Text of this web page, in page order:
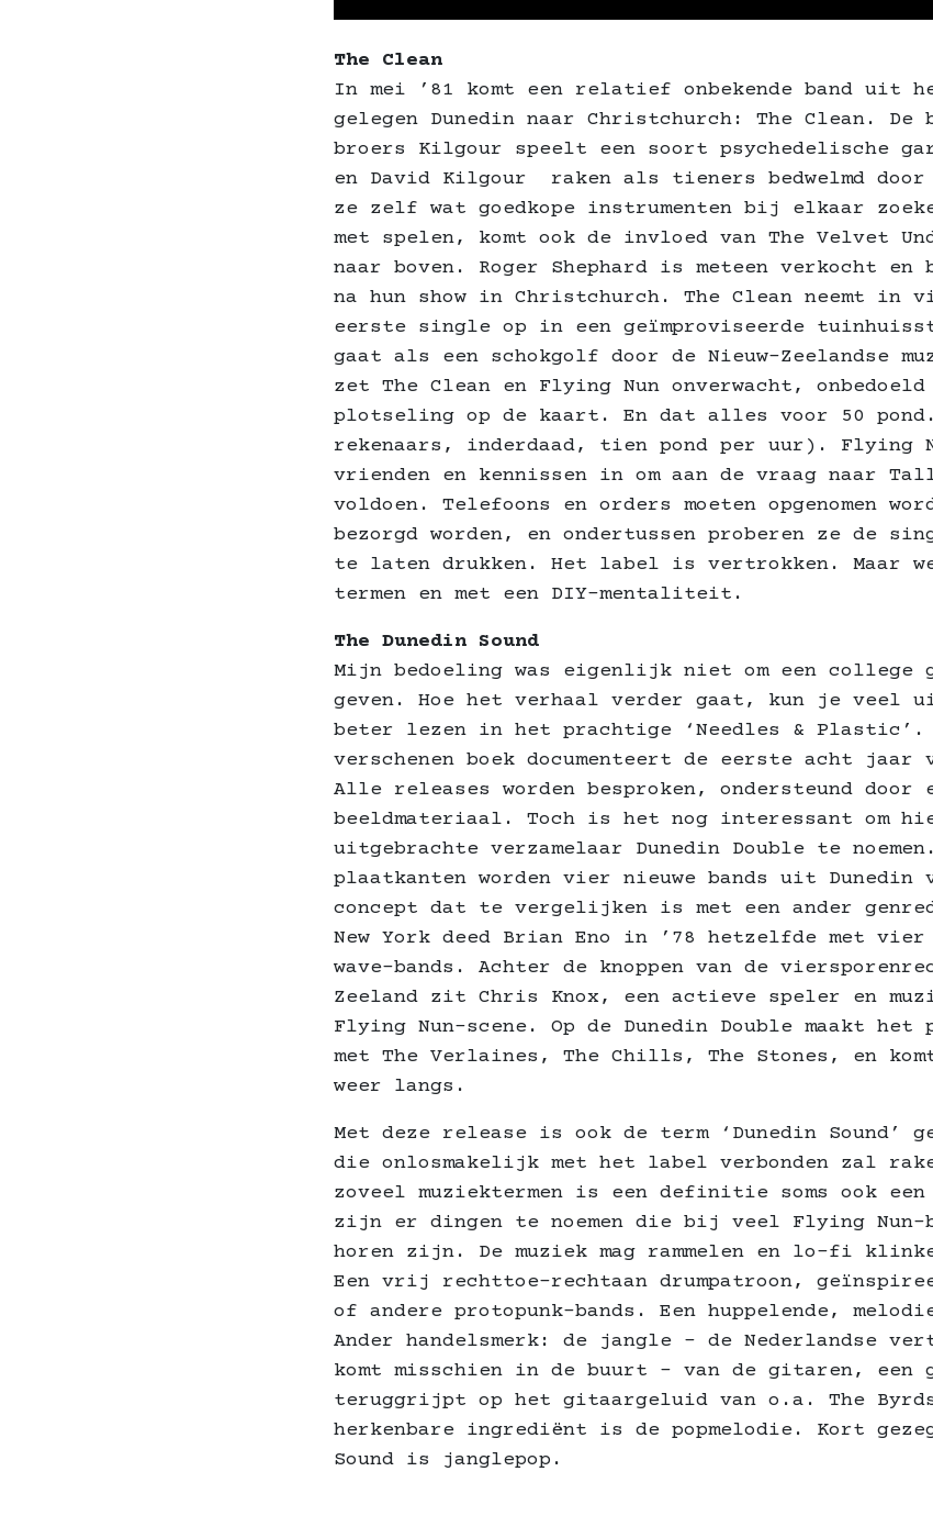
The Clean
In mei ’81 komt een relatief onbekende band uit
gelegen Dunedin naar Christchurch: The Clean. De
broers Kilgour speelt een soort psychedelische
en David Kilgour raken als tieners bedwelmd
ze zelf wat goedkope instrumenten bij elkaar
met spelen, komt ook de invloed van The Velvet
naar boven. Roger Shephard is meteen verkocht en
na hun show in Christchurch. The Clean neemt
eerste single op in een geïmproviseerde
gaat als een schokgolf door de Nieuw-Zeelandse
zet The Clean en Flying Nun onverwacht,
plotseling op de kaart. En dat alles voor 50
rekenaars, inderdaad, tien pond per uur). Flying
vrienden en kennissen in om aan de vraag naar
voldoen. Telefoons en orders moeten opgenomen
bezorgd worden, en ondertussen proberen ze de
te laten drukken. Het label is vertrokken. Maar
termen en met een DIY-mentaliteit.
The Dunedin Sound
Mijn bedoeling was eigenlijk niet om een college
geven. Hoe het verhaal verder gaat, kun je veel
beter lezen in het prachtige ‘Needles &
verschenen boek documenteert de eerste acht
Alle releases worden besproken, ondersteund door
beeldmateriaal. Toch is het nog interessant om
uitgebrachte verzamelaar Dunedin Double te
plaatkanten worden vier nieuwe bands uit Dunedin
concept dat te vergelijken is met een ander
New York deed Brian Eno in ’78 hetzelfde met vier
wave-bands. Achter de knoppen van de
Zeeland zit Chris Knox, een actieve speler en
Flying Nun-scene. Op de Dunedin Double maakt het
met The Verlaines, The Chills, The Stones, en
weer langs.
Met deze release is ook de term ‘Dunedin Sound’
die onlosmakelijk met het label verbonden zal
zoveel muziektermen is een definitie soms ook
zijn er dingen te noemen die bij veel Flying Nun-
horen zijn. De muziek mag rammelen en lo-fi
Een vrij rechttoe-rechtaan drumpatroon,
of andere protopunk-bands. Een huppelende,
Ander handelsmerk: de jangle – de Nederlandse
komt misschien in de buurt – van de gitaren, een
teruggrijpt op het gitaargeluid van o.a. The
herkenbare ingrediënt is de popmelodie. Kort
Sound is janglepop.